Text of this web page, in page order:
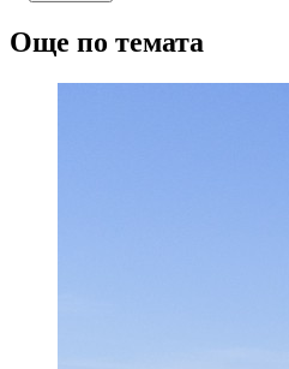
Още по темата